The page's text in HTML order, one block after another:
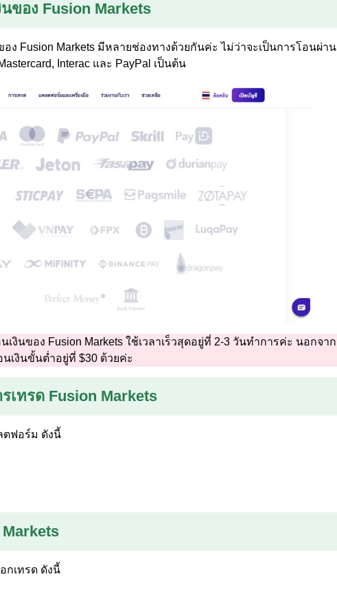
ของ Fusion Markets
ง Fusion Markets มีหลายช่องทางด้วยกันค่ะ ไม่ว่าจะเป็นการโอนผ่าน
Interac และ PayPal เป็นต้น
เงินของ Fusion Markets ใช้เวลาเร็วสุดอยู่ที่ 2-3 วันทำการค่ะ นอกจาก
เงินขั้นต่ำอยู่ที่ $30 ด้วยค่ะ
เทรด Fusion Markets
ตฟอร์ม ดังนี้
กเทรด ดังนี้